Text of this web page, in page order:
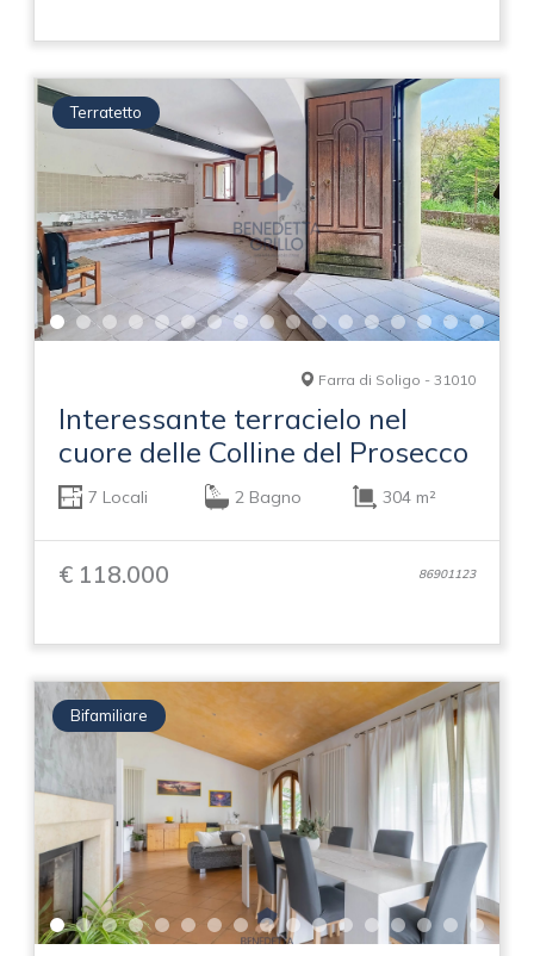
Terratetto
Farra di Soligo - 31010
Interessante terracielo nel
cuore delle Colline del Prosecco
7 Locali 2 Bagno 304 m²
€ 118.000 86901123
Bifamiliare